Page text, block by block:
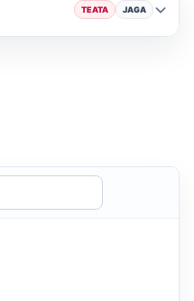
TEATA JAGA